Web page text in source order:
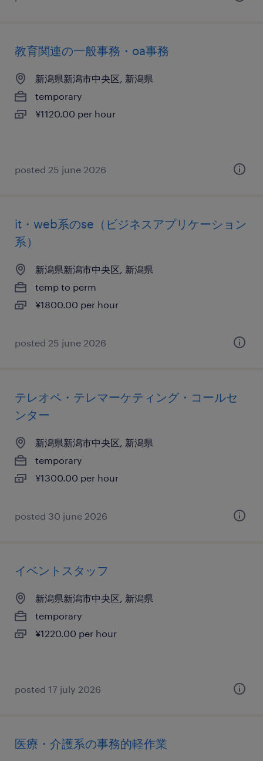
教育関連の一般事務・oa事務
新潟県新潟市中央区, 新潟県
temporary
¥1120.00 per hour
posted 25 june 2026
it・web系のse（ビジネスアプリケーション
系）
新潟県新潟市中央区, 新潟県
temp to perm
¥1800.00 per hour
posted 25 june 2026
テレオペ・テレマーケティング・コールセ
ンター
新潟県新潟市中央区, 新潟県
temporary
¥1300.00 per hour
posted 30 june 2026
イベントスタッフ
新潟県新潟市中央区, 新潟県
temporary
¥1220.00 per hour
posted 17 july 2026
医療・介護系の事務的軽作業